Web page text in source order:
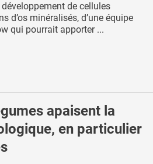
développement de cellules
d’os minéralisés, d’une équipe
qui pourrait apporter ...
apaisent la
en particulier